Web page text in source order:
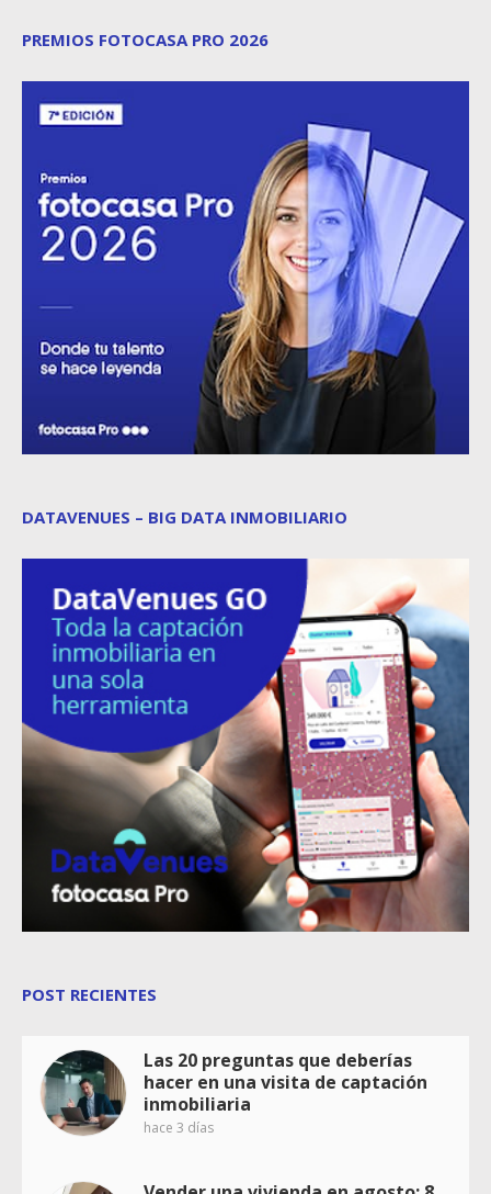
PREMIOS FOTOCASA PRO 2026
DATAVENUES – BIG DATA INMOBILIARIO
POST RECIENTES
Las 20 preguntas que deberías
hacer en una visita de captación
inmobiliaria
hace 3 días